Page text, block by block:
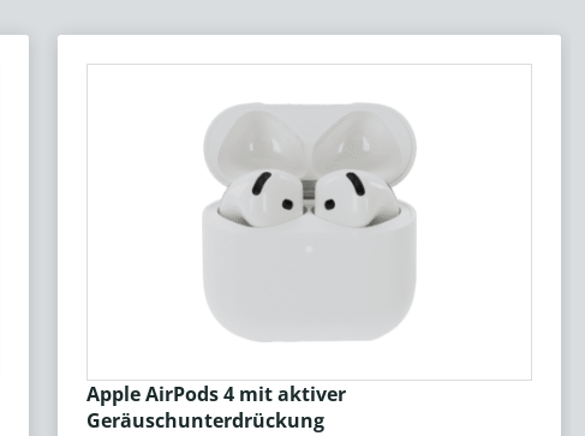
Apple AirPods 4 mit aktiver
Geräuschunterdrückung